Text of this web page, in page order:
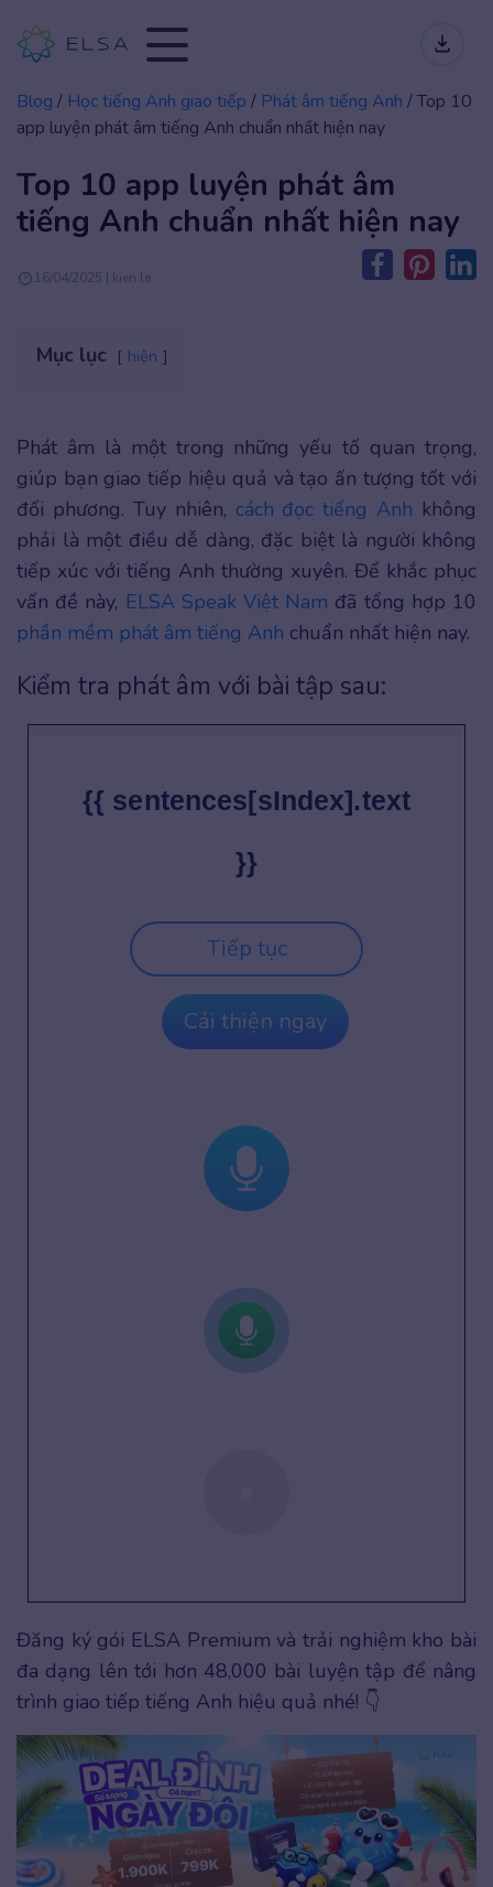
Blog / Học tiếng Anh giao tiếp / Phát âm tiếng Anh /Top 10
app luyện phát âm tiếng Anh chuẩn nhất hiện nay
Top 10 app luyện phát âm
tiếng Anh chuẩn nhất hiện nay
16/04/2025 | kien.le
Mục lục hiện
Phát âm là một trong những yếu tố quan trọng,
giúp bạn giao tiếp hiệu quả và tạo ấn tượng tốt với
đối phương. Tuy nhiên, cách đọc tiếng Anh không
phải là một điều dễ dàng, đặc biệt là người không
tiếp xúc với tiếng Anh thường xuyên. Để khắc phục
vấn đề này, ELSA Speak Việt Nam đã tổng hợp 10
phần mềm phát âm tiếng Anh chuẩn nhất hiện nay.
Kiểm tra phát âm với bài tập sau:
{{ sentences[sIndex].text
}}
Tiếp tục
Cải thiện ngay
Đăng ký gói ELSA Premium và trải nghiệm kho bài
đa dạng lên tới hơn 48,000 bài luyện tập để nâng
trình giao tiếp tiếng Anh hiệu quả nhé! 👇